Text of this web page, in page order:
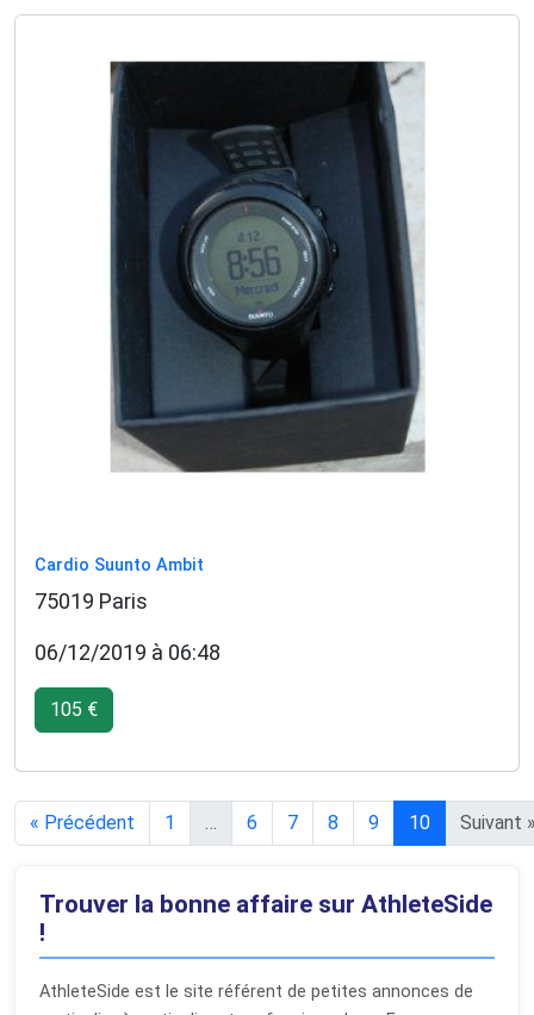
Cardio Suunto Ambit
75019 Paris
06/12/2019 à 06:48
105 €
« Précédent 1 6 7 8 9 10 Suivant
Trouver la bonne affaire sur AthleteSide
!
AthleteSide est le site référent de petites annonces de